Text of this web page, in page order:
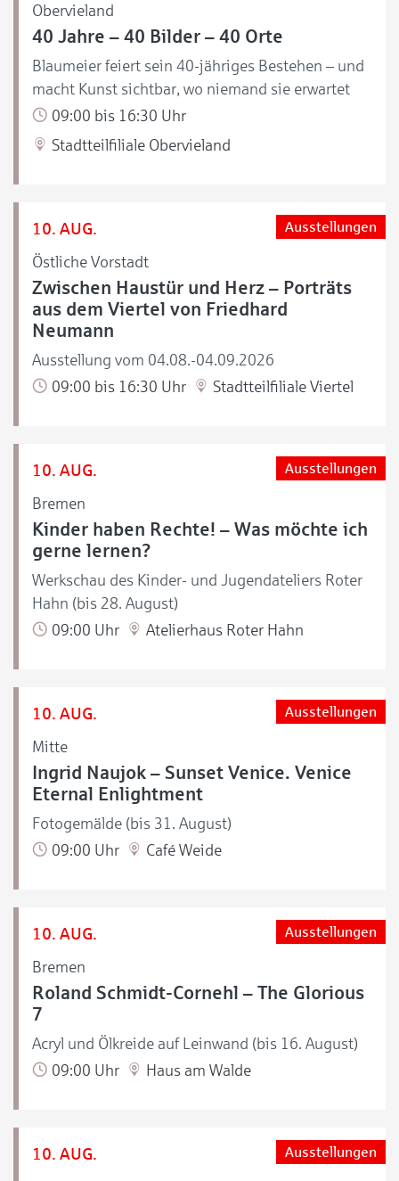
Obervieland
40 Jahre – 40 Bilder – 40 Orte
Blaumeier feiert sein 40-jähriges Bestehen – und
macht Kunst sichtbar, wo niemand sie erwartet
09:00 bis 16:30 Uhr
Stadtteilfiliale Obervieland
10. AUG.
Östliche Vorstadt
Ausstellungen
Zwischen Haustür und Herz – Porträts
aus dem Viertel von Friedhard
Neumann
Ausstellung vom 04.08.-04.09.2026
09:00 bis 16:30 Uhr
Stadtteilfiliale Viertel
10. AUG.
Bremen
Ausstellungen
Kinder haben Rechte! – Was möchte ich
gerne lernen?
Werkschau des Kinder- und Jugendateliers Roter
Hahn (bis 28. August)
09:00 Uhr
Atelierhaus Roter Hahn
10. AUG.
Mitte
Ausstellungen
Ingrid Naujok – Sunset Venice. Venice
Eternal Enlightment
Fotogemälde (bis 31. August)
09:00 Uhr
Café Weide
10. AUG.
Bremen
Ausstellungen
Roland Schmidt-Cornehl – The Glorious
7
Acryl und Ölkreide auf Leinwand (bis 16. August)
09:00 Uhr
Haus am Walde
10. AUG. Ausstellungen